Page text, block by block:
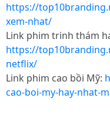
https://
xem-nhat/
Link phim trinh thám
https://
netflix/
Link phim cao bồi Mỹ:
cao-boi-my-hay-nhat-